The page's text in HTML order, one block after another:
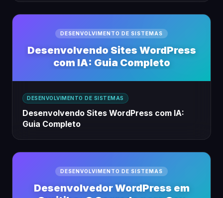
DESENVOLVIMENTO DE SISTEMAS
Desenvolvendo Sites WordPress
com IA: Guia Completo
DESENVOLVIMENTO DE SISTEMAS
Desenvolvendo Sites WordPress com IA:
Guia Completo
DESENVOLVIMENTO DE SISTEMAS
Desenvolvedor WordPress em